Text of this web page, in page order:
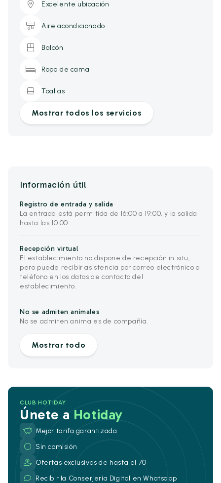
Excelente ubicación
Aire acondicionado
Balcón
Ropa de cama
Toallas
Mostrar todos los servicios
Información útil
Registro de entrada y salida
La entrada está permitida de 16:00 a 19:00, y la salida
hasta las 10:00.
Recepción virtual
El establecimiento no dispone de recepción in situ,
pero puede recibir asistencia por correo electrónico o
teléfono en los datos de contacto del
establecimiento.
No se admiten animales
No se admiten animales de compañía.
Mostrar todo
CLUB HOTIDAY
Únete aHotiday
Mejor tarifa garantizada
Sin comisión
Ofertas exclusivas de hasta el 70
Recibir la Conserjería Digital en Whatsapp